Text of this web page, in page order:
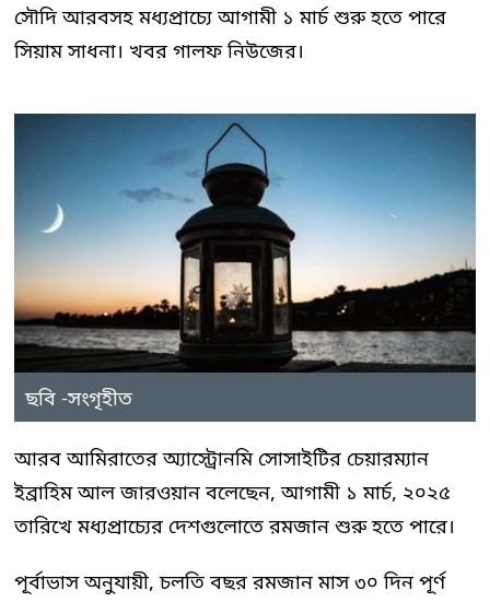
সৌদি আরবসহ মধ্যপ্রাচ্যে আগামী ১ মার্চ শুরু হতে পারে
সিয়াম সাধনা। খবর গালফ নিউজের।
ছবি -সংগৃহীত
আরব আমিরাতের অ্যাস্ট্রোনমি সোসাইটির চেয়ারম্যান
ইব্রাহিম আল জারওয়ান বলেছেন, আগামী ১ মার্চ, ২০২৫
তারিখে মধ্যপ্রাচ্যের দেশগুলোতে রমজান শুরু হতে পারে।
পূর্বাভাস অনুযায়ী, চলতি বছর রমজান মাস ৩০ দিন পূর্ণ